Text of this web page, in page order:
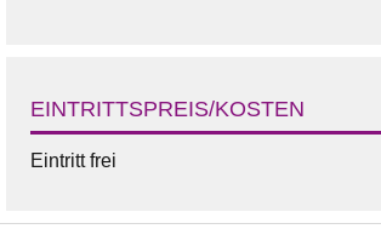
EINTRITTSPREIS/KOSTEN
Eintritt frei